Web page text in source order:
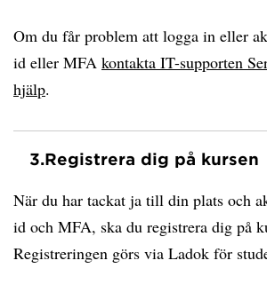
Om du får problem att logga in eller
id eller MFA kontakta IT-supporten
hjälp.
3.Registrera dig på kursen
När du har tackat ja till din plats och
id och MFA, ska du registrera dig på
Registreringen görs via Ladok för